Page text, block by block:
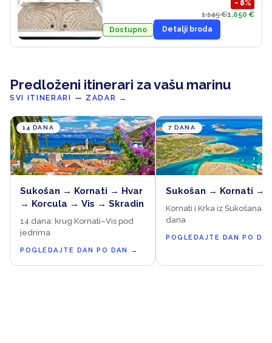
− 8%
1.145 €1.050 €
Dostupno
Detalji broda
Predloženi itinerari za vašu marinu
SVI ITINERARI — ZADAR →
14 DANA
Sukošan → Kornati → Hvar
→ Korcula → Vis → Skradin
14 dana: krug Kornati–Vis pod
jedrima
POGLEDAJTE DAN PO DAN →
7 DANA
Sukošan → Kornati →
Kornati i Krka iz Sukošana, 7
dana
POGLEDAJTE DAN PO